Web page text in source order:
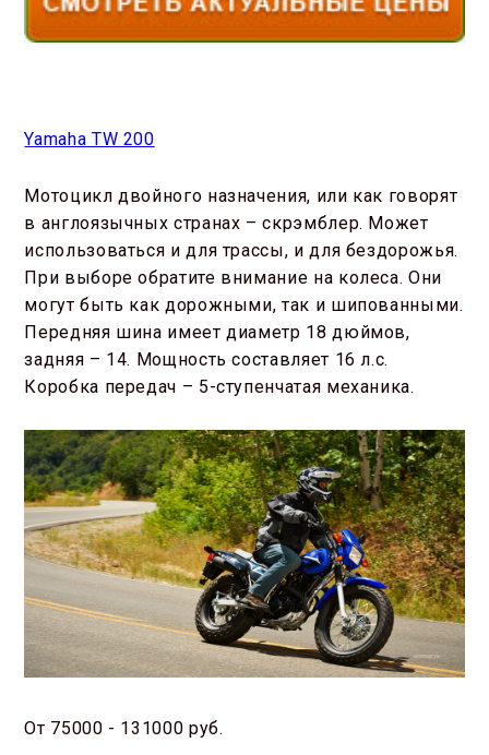
Yamaha TW 200
Мотоцикл двойного назначения, или как говорят
в англоязычных странах – скрэмблер. Может
использоваться и для трассы, и для бездорожья.
При выборе обратите внимание на колеса. Они
могут быть как дорожными, так и шипованными.
Передняя шина имеет диаметр 18 дюймов,
задняя – 14. Мощность составляет 16 л.с.
Коробка передач – 5-ступенчатая механика.
От 75000 - 131000 руб.